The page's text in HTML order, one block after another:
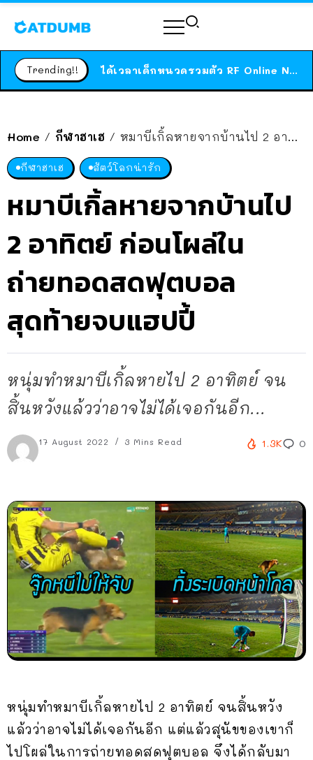
Trending!! ได้เวลาเด็กหนวดรวมตัว RF Online Next เปิดให้เล่นแล้ว เกม Sci-Fi MMORPG ระดับตำนาน เล่นได้ทั้งมือถือและ PC
Home / กีฬาฮาเฮ / หมาบีเกิ้ลหายจากบ้านไป 2 อาทิตย์ ก่อนโผล่ในถ่ายทอดสดฟุตบอล สุดท้ายจบแฮปปี้
กีฬาฮาเฮ สัตว์โลกน่ารัก
หมาบีเกิ้ลหายจากบ้านไป
2 อาทิตย์ ก่อนโผล่ใน
ถ่ายทอดสดฟุตบอล
สุดท้ายจบแฮปปี้
หนุ่มทำหมาบีเกิ้ลหายไป 2 อาทิตย์ จน
สิ้นหวังแล้วว่าอาจไม่ได้เจอกันอีก...
17 August 2022 3 Mins Read 1.3K 0
หนุ่มทำหมาบีเกิ้ลหายไป 2 อาทิตย์ จนสิ้นหวัง
แล้วว่าอาจไม่ได้เจอกันอีก แต่แล้วสุนัขของเขาก็
ไปโผล่ในการถ่ายทอดสดฟุตบอล จึงได้กลับมา